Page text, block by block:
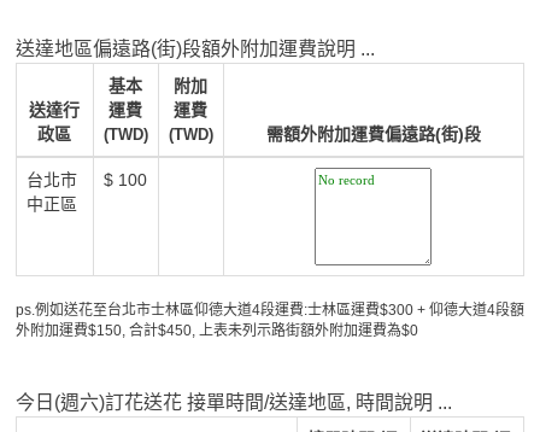
送達地區偏遠路(街)段額外附加運費說明 ...
送達行
政區
基本
運費
(TWD)
附加
運費
(TWD) 需額外附加運費偏遠路(街)段
台北市
中正區
$ 100
ps.例如送花至台北市士林區仰德大道4段運費:士林區運費$300 + 仰德大道4段額
外附加運費$150, 合計$450, 上表未列示路街額外附加運費為$0
今日(週六)訂花送花 接單時間/送達地區, 時間說明 ...